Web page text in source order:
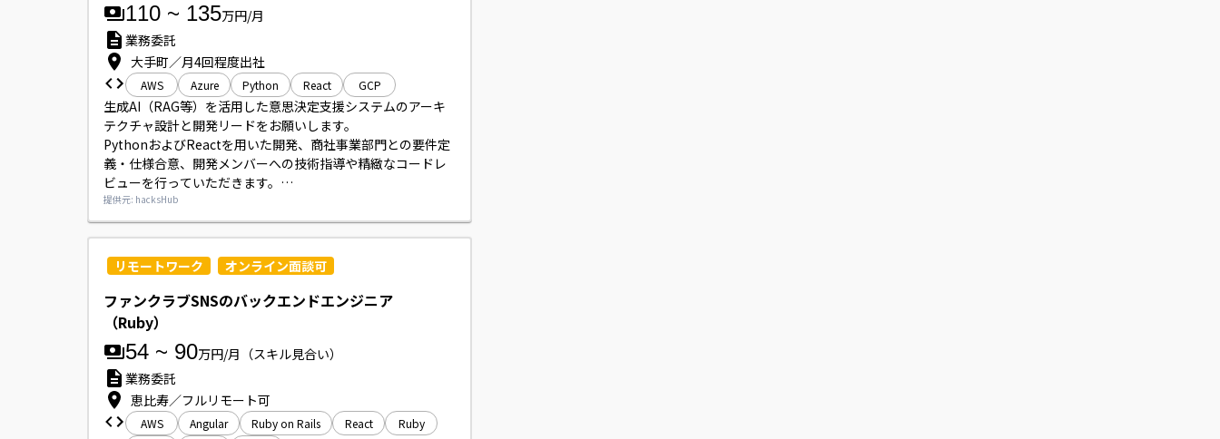
110 ~ 135万円/月
業務委託
大手町／月4回程度出社
AWS Azure Python React GCP
生成AI（RAG等）を活用した意思決定支援システムのアーキ
テクチャ設計と開発リードをお願いします。
PythonおよびReactを用いた開発、商社事業部門との要件定
義・仕様合意、開発メンバーへの技術指導や精緻なコードレ
ビューを行っていただきます。
Claude Code、Devin、Gemini Enterprise等の最新AIツール
を活用し、開発プロセスの効率化を推進していただきます。
提供元: hacksHub
リモートワーク オンライン面談可
ファンクラブSNSのバックエンドエンジニア
（Ruby）
54 ~ 90万円/月 （スキル見合い）
業務委託
恵比寿／フルリモート可
AWS Angular Ruby on Rails React
Ruby